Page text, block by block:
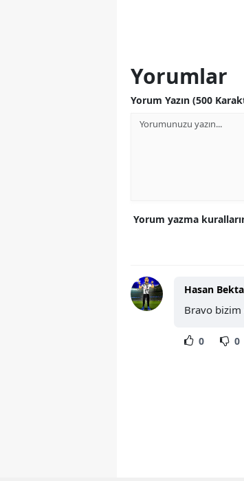
Yorumlar
Yorum Yazın (500
Yorum yazma
Hasan
Bravo bizim
0 0